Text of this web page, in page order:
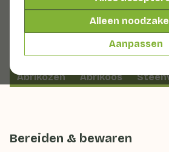
Alleen
Aanpassen
het rijp is, makkelijk loslaat. Het
oranjegeel en geurt heerlijk.
andere uit Griekenland en
een aantal belangrijke mineralen,
Abrikozen
Abrikoos
Bereiden & bewaren